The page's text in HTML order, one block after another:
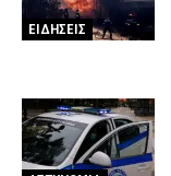
ΕΙΔΗΣΕΙΣ